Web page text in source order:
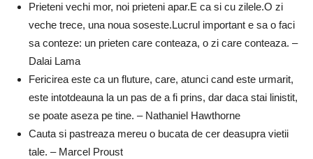
Prieteni vechi mor, noi prieteni apar.E ca si cu zilele.O zi
veche trece, una noua soseste.Lucrul important e sa o faci
sa conteze: un prieten care conteaza, o zi care conteaza. –
Dalai Lama
Fericirea este ca un fluture, care, atunci cand este urmarit,
este intotdeauna la un pas de a fi prins, dar daca stai linistit,
se poate aseza pe tine. – Nathaniel Hawthorne
Cauta si pastreaza mereu o bucata de cer deasupra vietii
tale. – Marcel Proust